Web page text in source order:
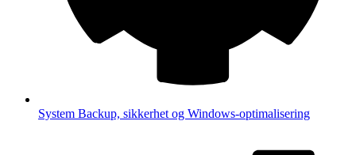
System Backup, sikkerhet og Windows-optimalisering